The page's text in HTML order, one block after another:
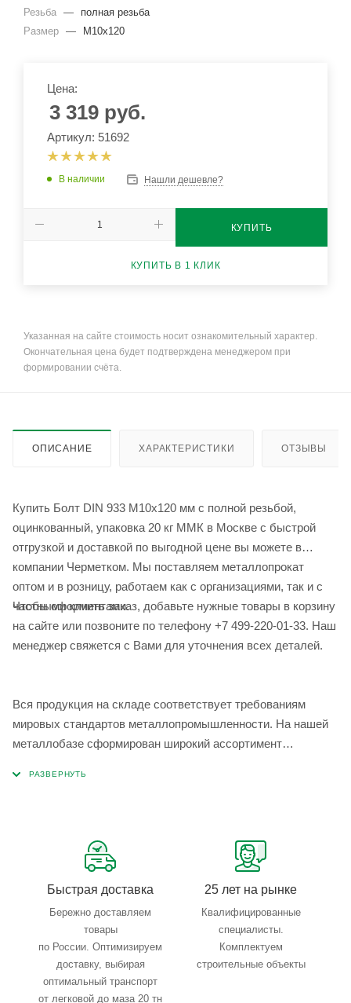
Резьба —
полная резьба
Размер — М10х120
Цена:
3 319 руб.
Артикул: 51692
В наличии Нашли дешевле?
КУПИТЬ
КУПИТЬ В 1 КЛИК
Указанная на сайте стоимость носит ознакомительный характер.
Окончательная цена будет подтверждена менеджером при
формировании счёта.
ОПИСАНИЕ ХАРАКТЕРИСТИКИ ОТЗЫВЫ
Купить Болт DIN 933 М10х120 мм с полной резьбой,
оцинкованный, упаковка 20 кг ММК в Москве с быстрой
отгрузкой и доставкой по выгодной цене вы можете в
компании Черметком. Мы поставляем металлопрокат
оптом и в розницу, работаем как с организациями, так и с
частными клиентами.
Чтобы оформить заказ, добавьте нужные товары в корзину
на сайте или позвоните по телефону +7 499-220-01-33. Наш
менеджер свяжется с Вами для уточнения всех деталей.
Вся продукция на складе соответствует требованиям
мировых стандартов металлопромышленности. На нашей
металлобазе сформирован широкий ассортимент
Быстрая доставка
Бережно доставляем
товары
по России. Оптимизируем
доставку, выбирая
оптимальный транспорт
от легковой до маза 20 тн
25 лет на рынке
Квалифицированные
специалисты.
Комплектуем
строительные объекты